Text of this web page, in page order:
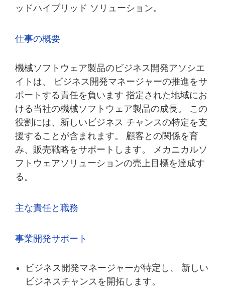
ッドハイブリッド ソリューション。
仕事の概要
機械ソフトウェア製品のビジネス開発アソシエ
イトは、 ビジネス開発マネージャーの推進をサ
ポートする責任を負います 指定された地域にお
ける当社の機械ソフトウェア製品の成長。 この
役割には、新しいビジネス チャンスの特定を支
援することが含まれます。 顧客との関係を育
み、販売戦略をサポートします。 メカニカルソ
フトウェアソリューションの売上目標を達成す
る。
主な責任と職務
事業開発サポート
ビジネス開発マネージャーが特定し、 新しい
ビジネスチャンスを開拓します。